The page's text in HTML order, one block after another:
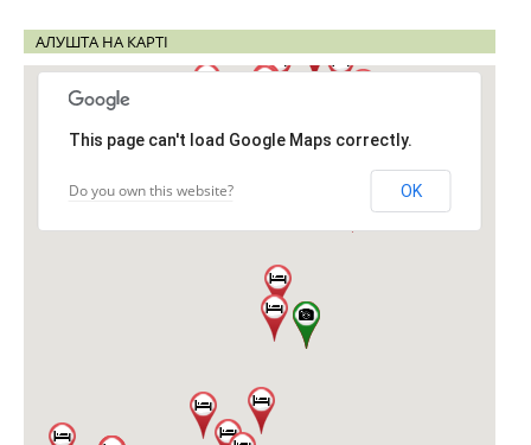
АЛУШТА НА КАРТІ
This page can't load Google Maps correctly.
Do you own this website? OK